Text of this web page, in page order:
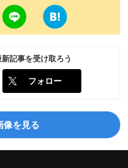
記事を受け取ろう
フォロー
像を見る